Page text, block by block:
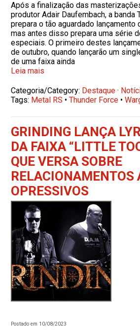
Após a finalização das
produtor Adair Daufembach, a banda
prepara o tão aguardado lançamento
mas antes disso prepara uma série
especiais. O primeiro destes
de outubro, quando lançarão um
de uma faixa ainda
Leia mais
Categoria/Category: Destaque ·
Tags: Metal RS •Thunder Force •
GRINDING LANÇA
DA FAIXA “LITTLE
QUE VERSA SOBRE
RELACIONAMENTOS
OPRESSIVOS
Postado em 10/08/2023